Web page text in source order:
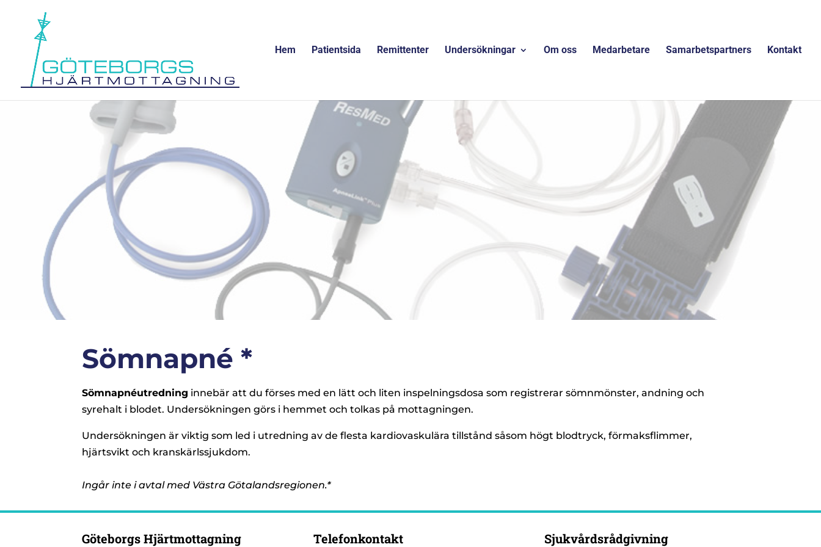
Hem Patientsida Remittenter Undersökningar Om oss Medarbetare Samarbetspartners Kontakt
Sömnapné *
Sömnapnéutredning innebär att du förses med en lätt och liten inspelningsdosa som registrerar sömnmönster, andning och
syrehalt i blodet. Undersökningen görs i hemmet och tolkas på mottagningen.
Undersökningen är viktig som led i utredning av de flesta kardiovaskulära tillstånd såsom högt blodtryck, förmaksflimmer,
hjärtsvikt och kranskärlssjukdom.
Ingår inte i avtal med Västra Götalandsregionen.*
Göteborgs Hjärtmottagning Telefonkontakt Sjukvårdsrådgivning